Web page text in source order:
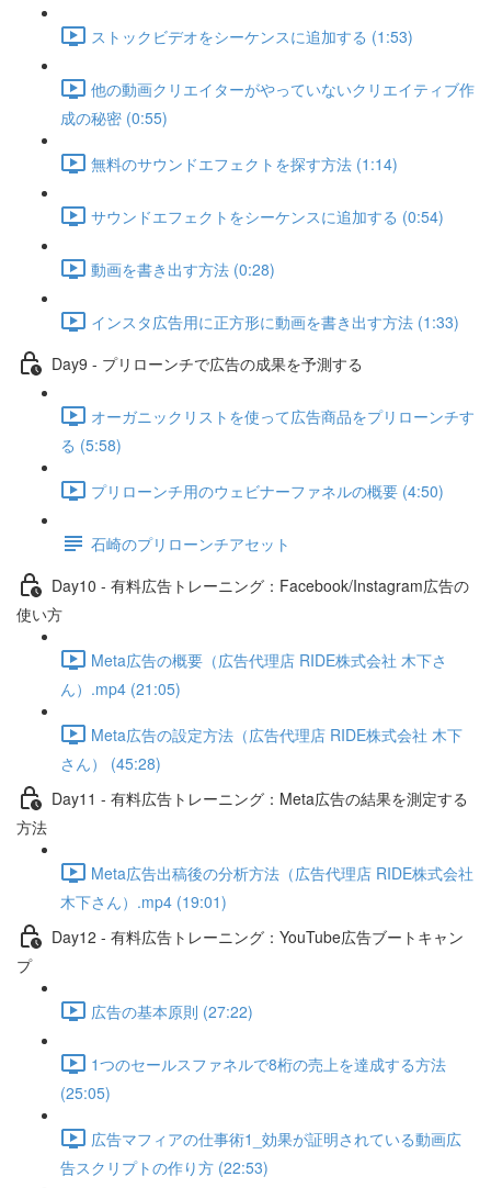
ストックビデオをシーケンスに追加する (1:53)
他の動画クリエイターがやっていないクリエイティブ作
成の秘密 (0:55)
無料のサウンドエフェクトを探す方法 (1:14)
サウンドエフェクトをシーケンスに追加する (0:54)
動画を書き出す方法 (0:28)
インスタ広告用に正方形に動画を書き出す方法 (1:33)
Day9 - プリローンチで広告の成果を予測する
オーガニックリストを使って広告商品をプリローンチす
る (5:58)
プリローンチ用のウェビナーファネルの概要 (4:50)
石崎のプリローンチアセット
Day10 - 有料広告トレーニング：Facebook/Instagram広告の
使い方
Meta広告の概要（広告代理店 RIDE株式会社 木下さ
ん）.mp4 (21:05)
Meta広告の設定方法（広告代理店 RIDE株式会社 木下
さん） (45:28)
Day11 - 有料広告トレーニング：Meta広告の結果を測定する
方法
Meta広告出稿後の分析方法（広告代理店 RIDE株式会社
木下さん）.mp4 (19:01)
Day12 - 有料広告トレーニング：YouTube広告ブートキャン
プ
広告の基本原則 (27:22)
1つのセールスファネルで8桁の売上を達成する方法
(25:05)
広告マフィアの仕事術1_効果が証明されている動画広
告スクリプトの作り方 (22:53)